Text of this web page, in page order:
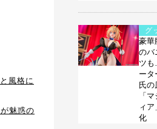
風格に
魅惑の
グ
豪華
のバ
ツ
ータ
氏の
「
ィ
化